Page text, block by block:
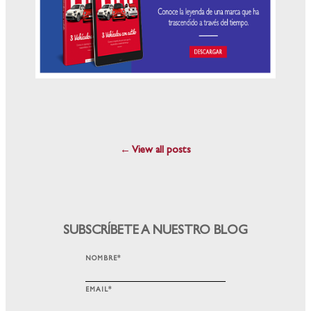
← View all posts
SUBSCRÍBETE A NUESTRO BLOG
NOMBRE*
EMAIL*